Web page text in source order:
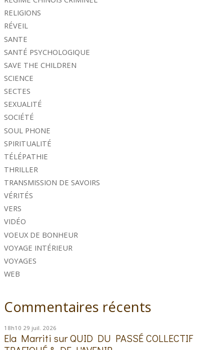
RELIGIONS
RÉVEIL
SANTE
SANTÉ PSYCHOLOGIQUE
SAVE THE CHILDREN
SCIENCE
SECTES
SEXUALITÉ
SOCIÉTÉ
SOUL PHONE
SPIRITUALITÉ
TÉLÉPATHIE
THRILLER
TRANSMISSION DE SAVOIRS
VÉRITÉS
VERS
VIDÉO
VOEUX DE BONHEUR
VOYAGE INTÉRIEUR
VOYAGES
WEB
Commentaires récents
18h10 29 juil. 2026
Ela Marriti surQUID DU PASSÉ COLLECTIF